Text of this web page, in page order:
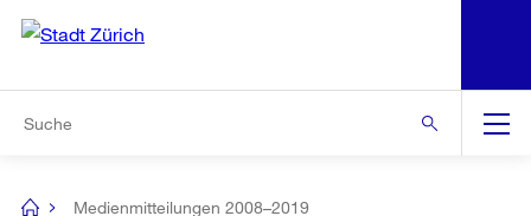
Navigation
[no
Medienmitteilungen 2008–2019